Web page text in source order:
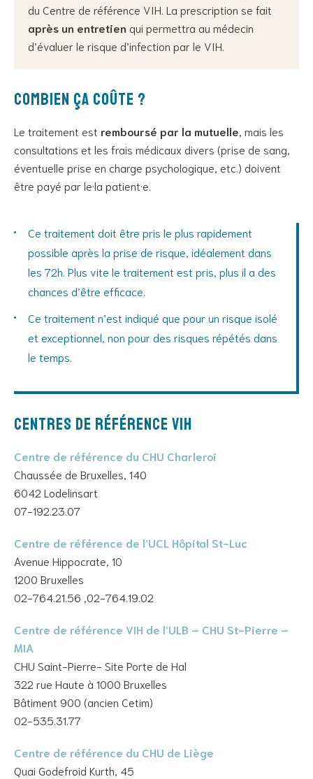
du Centre de référence VIH. La prescription se fait
après un entretien qui permettra au médecin
d’évaluer le risque d’infection par le VIH.
Combien ça coûte ?
Le traitement est remboursé par la mutuelle, mais les
consultations et les frais médicaux divers (prise de sang,
éventuelle prise en charge psychologique, etc.) doivent
être payé par le·la patient·e.
Ce traitement doit être pris le plus rapidement
possible après la prise de risque, idéalement dans
les 72h. Plus vite le traitement est pris, plus il a des
chances d’être efficace.
Ce traitement n’est indiqué que pour un risque isolé
et exceptionnel, non pour des risques répétés dans
le temps.
Centres de référence VIH
Centre de référence du CHU Charleroi
Chaussée de Bruxelles, 140
6042 Lodelinsart
07-192.23.07
Centre de référence de l’UCL Hôpital St-Luc
Avenue Hippocrate, 10
1200 Bruxelles
02-764.21.56 ,02-764.19.02
Centre de référence VIH de l’ULB – CHU St-Pierre –
MIA
CHU Saint-Pierre- Site Porte de Hal
322 rue Haute à 1000 Bruxelles
Bâtiment 900 (ancien Cetim)
02-535.31.77
Centre de référence du CHU de Liège
Quai Godefroid Kurth, 45